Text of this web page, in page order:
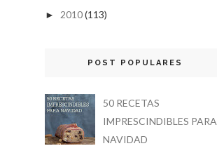
► 2010(113)
POST POPULARES
50 RECETAS
IMPRESCINDIBLES PARA
NAVIDAD